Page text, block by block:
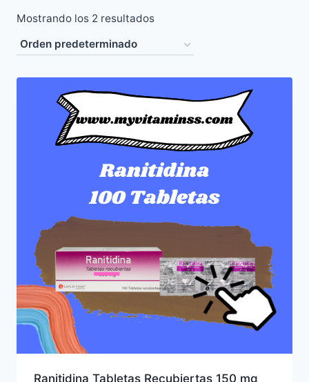
Mostrando los 2 resultados
Ranitidina Tabletas Recubiertas 150 mg